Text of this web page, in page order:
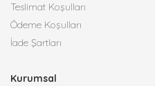
Teslimat Koşulları
Ödeme Koşulları
İade Şartları
Kurumsal